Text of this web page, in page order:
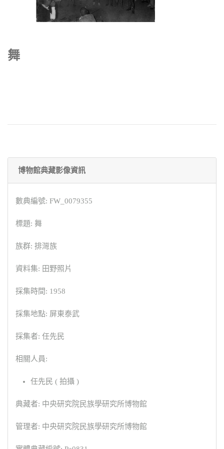
舞
博物館典藏影像資訊
數典編號: FW_0079355
標題: 舞
族群: 排灣族
資料集: 田野照片
採集時間: 1958
採集地點: 屏東泰武
採集者: 任先民
相關人員:
任先民 ( 拍攝 )
典藏者: 中央研究院民族學研究所博物館
管理者: 中央研究院民族學研究所博物館